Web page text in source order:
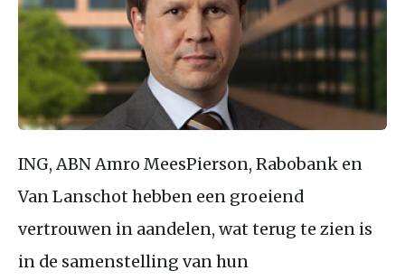
ING, ABN Amro MeesPierson, Rabobank en
Van Lanschot hebben een groeiend
vertrouwen in aandelen, wat terug te zien is
in de samenstelling van hun